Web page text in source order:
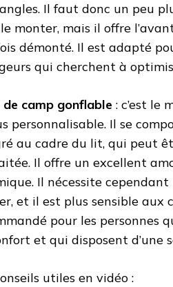
Il faut donc un peu
monter, mais il offre
démonté. Il est adapté
qui cherchent à
camp gonflable : c’est le
personnalisable. Il se
au cadre du lit, qui peut
Il offre un excellent
Il nécessite
et il est plus sensible aux
pour les personnes
et qui disposent d’une
utiles en vidéo :